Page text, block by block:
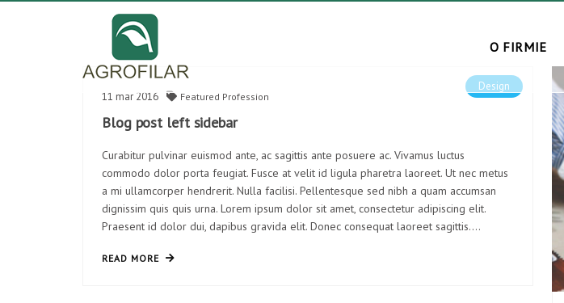
O FIRMIE
Design
11 mar 2016 Featured Profession
Blog post left sidebar
Curabitur pulvinar euismod ante, ac sagittis ante posuere ac. Vivamus luctus
commodo dolor porta feugiat. Fusce at velit id ligula pharetra laoreet. Ut nec metus
a mi ullamcorper hendrerit. Nulla facilisi. Pellentesque sed nibh a quam accumsan
dignissim quis quis urna. Lorem ipsum dolor sit amet, consectetur adipiscing elit.
Praesent id dolor dui, dapibus gravida elit. Donec consequat laoreet sagittis.…
READ MORE